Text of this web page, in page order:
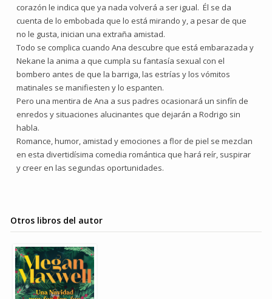
corazón le indica que ya nada volverá a ser igual. Él se da
cuenta de lo embobada que lo está mirando y, a pesar de que
no le gusta, inician una extraña amistad.
Todo se complica cuando Ana descubre que está embarazada y
Nekane la anima a que cumpla su fantasía sexual con el
bombero antes de que la barriga, las estrías y los vómitos
matinales se manifiesten y lo espanten.
Pero una mentira de Ana a sus padres ocasionará un sinfín de
enredos y situaciones alucinantes que dejarán a Rodrigo sin
habla.
Romance, humor, amistad y emociones a flor de piel se mezclan
en esta divertidísima comedia romántica que hará reír, suspirar
y creer en las segundas oportunidades.
Otros libros del autor